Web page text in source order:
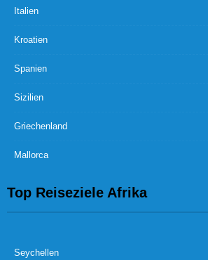
Italien
Kroatien
Spanien
Sizilien
Griechenland
Mallorca
Top Reiseziele Afrika
Seychellen